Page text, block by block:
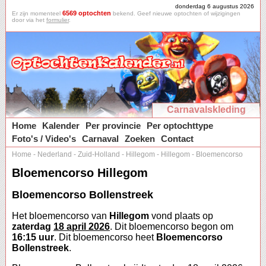
donderdag 6 augustus 2026
Er zijn momenteel 6569 optochten bekend. Geef nieuwe optochten of wijzigingen
door via het formulier.
Carnavalskleding
Home
Kalender Per provincie
Per optochttype
Foto's / Video's Carnaval Zoeken Contact
Home - Nederland - Zuid-Holland - Hillegom - Hillegom - Bloemencorso
Bloemencorso Hillegom
Bloemencorso Bollenstreek
Het bloemencorso van Hillegom vond plaats op
zaterdag 18 april 2026. Dit bloemencorso begon om
16:15 uur. Dit bloemencorso heet Bloemencorso
Bollenstreek.